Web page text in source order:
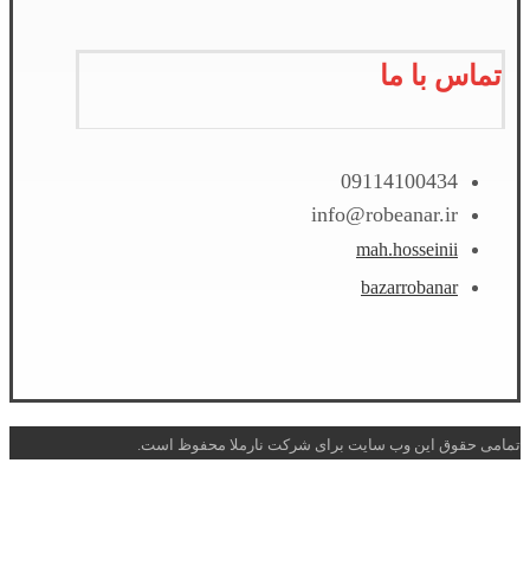
تماس با ما
09114100434
info@robeanar.ir
mah.hosseinii
bazarrobanar
تمامی حقوق این وب سایت برای شرکت نارملا محفوظ است.